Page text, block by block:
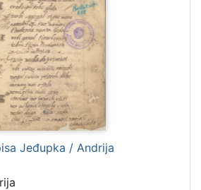
Jeđupka / Andrija